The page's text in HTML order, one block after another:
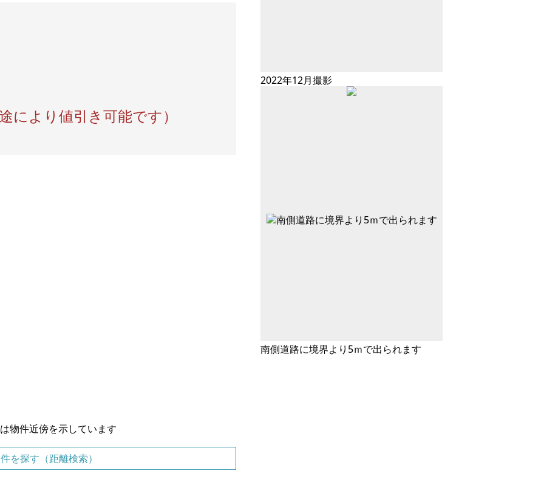
により値引き可能です）
物件近傍を示しています
を探す（距離検索）
2022年12月撮影
南側道路に境界より5ｍで出られます